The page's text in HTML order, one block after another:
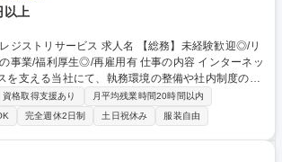
以上
求人名 【総務】未経験歓迎◎/リ
生◎/再雇用有 仕事の内容 インターネッ
を支える当社にて、執務環境の整備や社内制度の検
の幅広い業務を担当し、間接的に会社の生産性向上
バーが安心して長く成果を
るために、毎日のメンテナンスや維持管理に加え、
的に行っていただき、会社全体を巻き込み課題解決
営：執務環境の整備・物品管理・社内規定整備/改
資格取得支援あり
月平均残業時間20時間以内
完全週休2日制 土日祝休み 服装自由